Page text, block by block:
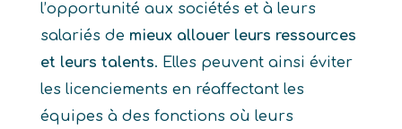
l’opportunité aux sociétés et à leurs
salariés de mieux allouer leurs ressources
et leurs talents. Elles peuvent ainsi éviter
les licenciements en réaffectant les
équipes à des fonctions où leurs